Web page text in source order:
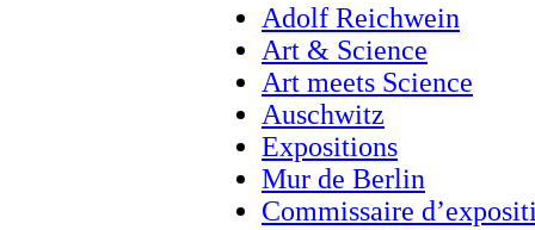
Adolf Reichwein
Art & Science
Art meets Science
Auschwitz
Expositions
Mur de Berlin
Commissaire